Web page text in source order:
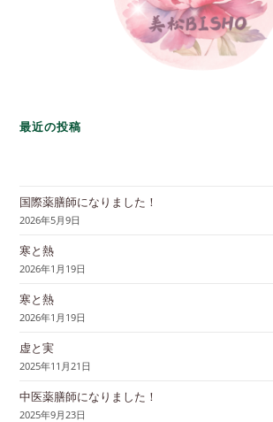
最近の投稿
国際薬膳師になりました！
2026年5月9日
寒と熱
2026年1月19日
寒と熱
2026年1月19日
虚と実
2025年11月21日
中医薬膳師になりました！
2025年9月23日